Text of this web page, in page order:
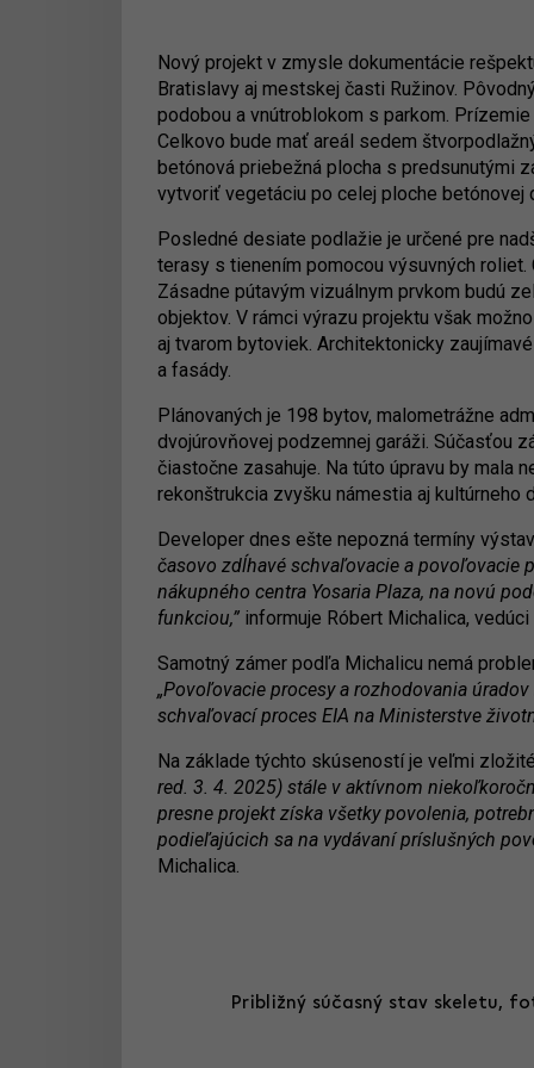
Nový projekt v zmysle dokumentácie
Bratislavy aj mestskej časti Ružinov.
podobou a vnútroblokom s parkom.
Celkovo bude mať areál sedem
betónová priebežná plocha s predsunutými
vytvoriť vegetáciu po celej ploche betónovej
Posledné desiate podlažie je určené pre
terasy s tienením pomocou výsuvných
Zásadne pútavým vizuálnym prvkom budú
objektov. V rámci výrazu projektu však
aj tvarom bytoviek. Architektonicky
a fasády.
Plánovaných je 198 bytov, malometrážne
dvojúrovňovej podzemnej garáži. Súčasťou
čiastočne zasahuje. Na túto úpravu by mala
rekonštrukcia zvyšku námestia aj kultúrneho
Developer dnes ešte nepozná termíny
časovo zdĺhavé schvaľovacie a povoľovacie
nákupného centra Yosaria Plaza, na novú
funkciou,” informuje Róbert Michalica,
Samotný zámer podľa Michalicu nemá
„Povoľovacie procesy a rozhodovania
schvaľovací proces EIA na Ministerstve
Na základe týchto skúseností je veľmi
red. 3. 4. 2025) stále v aktívnom
presne projekt získa všetky povolenia,
podieľajúcich sa na vydávaní príslušných
Michalica.
Približný súčasný stav skeletu,